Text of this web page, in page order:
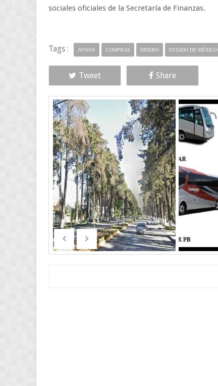
sociales oficiales de la Secretaría de Finanzas.
Tags : AVISOS COMPRAS DINERO ESTADO DE MÉXICO
Tweet Share